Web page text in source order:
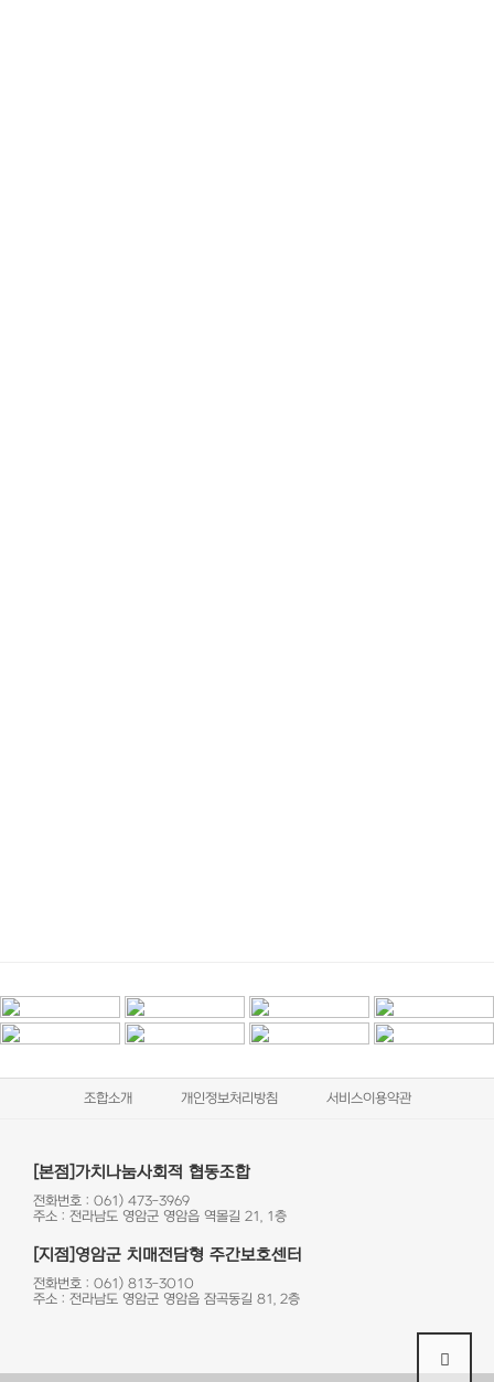
조합소개 개인정보처리방침 서비스이용약관
[본점]가치나눔사회적 협동조합
전화번호 : 061) 473-3969
주소 : 전라남도 영암군 영암읍 역몰길 21, 1층
[지점]영암군 치매전담형 주간보호센터
전화번호 : 061) 813-3010
주소 : 전라남도 영암군 영암읍 잠곡동길 81, 2층